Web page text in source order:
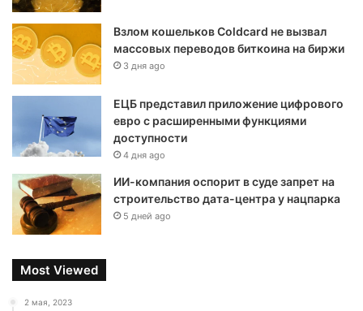
Взлом кошельков Coldcard не вызвал
массовых переводов биткоина на биржи
3 дня ago
ЕЦБ представил приложение цифрового
евро с расширенными функциями
доступности
4 дня ago
ИИ-компания оспорит в суде запрет на
строительство дата-центра у нацпарка
5 дней ago
Most Viewed
2 мая, 2023